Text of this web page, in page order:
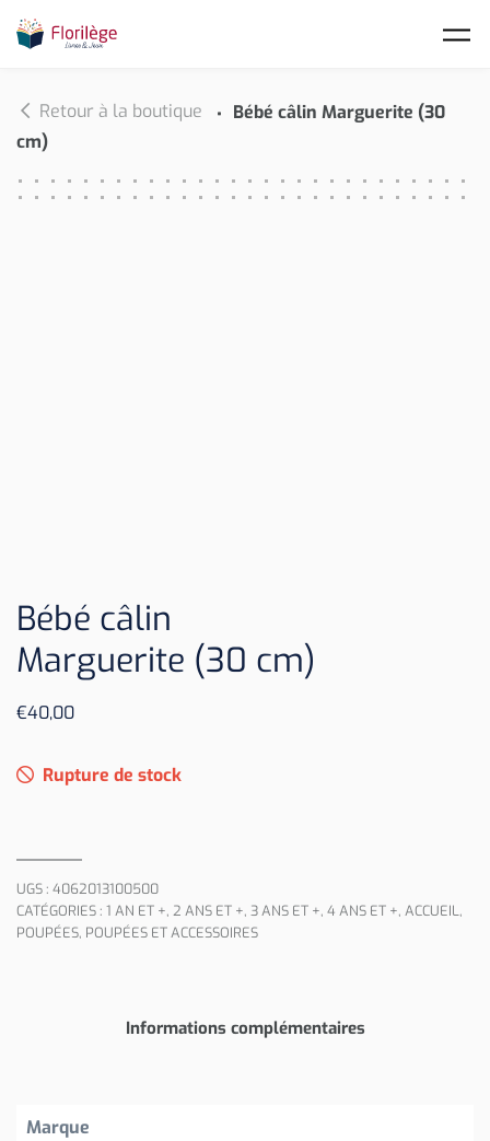
Retour à la boutique
Bébé câlin Marguerite (30
cm)
Bébé câlin
Marguerite (30 cm)
€40,00
Rupture de stock
UGS : 4062013100500
CATÉGORIES : 1 AN ET +, 2 ANS ET +, 3 ANS ET +, 4 ANS ET +, ACCUEIL,
POUPÉES, POUPÉES ET ACCESSOIRES
Informations complémentaires
Marque